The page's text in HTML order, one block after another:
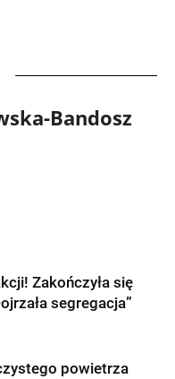
Bandosz
Zakończyła się
segregacja”
powietrza